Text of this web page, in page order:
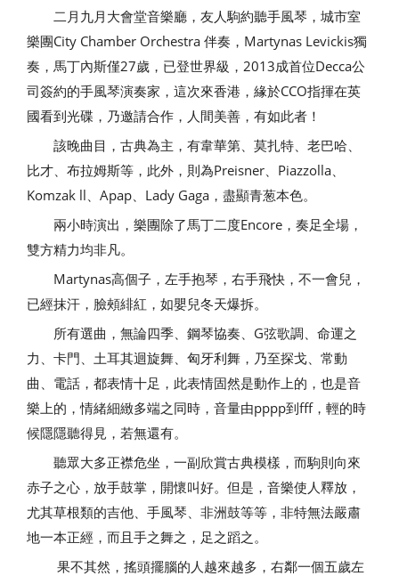
二月九月大會堂音樂廳，友人駒約聽手風琴，城市室
樂團City Chamber Orchestra 伴奏，Martynas Levickis獨
奏，馬丁內斯僅27歲，已登世界級，2013成首位Decca公
司簽約的手風琴演奏家，這次來香港，緣於CCO指揮在英
國看到光碟，乃邀請合作，人間美善，有如此者！
該晚曲目，古典為主，有韋華第、莫扎特、老巴哈、
比才、布拉姆斯等，此外，則為Preisner、Piazzolla、
Komzak ll、Apap、Lady Gaga，盡顯青葱本色。
兩小時演出，樂團除了馬丁二度Encore，奏足全場，
雙方精力均非凡。
Martynas高個子，左手抱琴，右手飛快，不一會兒，
已經抹汗，臉頰緋紅，如嬰兒冬天爆拆。
所有選曲，無論四季、鋼琴協奏、G弦歌調、命運之
力、卡門、土耳其迴旋舞、匈牙利舞，乃至探戈、常動
曲、電話，都表情十足，此表情固然是動作上的，也是音
樂上的，情緒細緻多端之同時，音量由pppp到fff，輕的時
候隱隱聽得見，若無還有。
聽眾大多正襟危坐，一副欣賞古典模樣，而駒則向來
赤子之心，放手鼓掌，開懷叫好。但是，音樂使人釋放，
尤其草根類的吉他、手風琴、非洲鼓等等，非特無法嚴肅
地一本正經，而且手之舞之，足之蹈之。
果不其然，搖頭擺腦的人越來越多，右鄰一個五歲左